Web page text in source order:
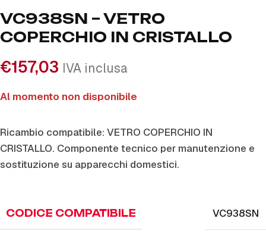
VC938SN – VETRO
COPERCHIO IN CRISTALLO
€157,03 IVA inclusa
Al momento non disponibile
Ricambio compatibile: VETRO COPERCHIO IN
CRISTALLO. Componente tecnico per manutenzione e
sostituzione su apparecchi domestici.
CODICE COMPATIBILE VC938SN